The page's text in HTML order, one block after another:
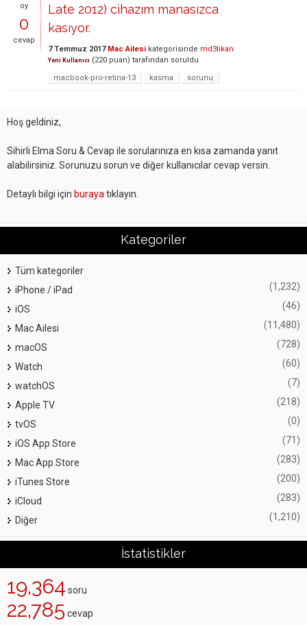
oy
0
cevap
Late 2012) cihazım manasızca
kasıyor.
7 Temmuz 2017 Mac Ailesi kategorisinde md3likan
Yeni Kullanıcı (220 puan) tarafından soruldu
macbook-pro-retina-13
kasma sorunu
Hoş geldiniz,
Sihirli Elma Soru & Cevap ile sorularınıza en kısa zamanda yanıt
alabilirsiniz. Sorunuzu sorun ve diğer kullanıcılar cevap versin.
Detaylı bilgi için buraya tıklayın.
Kategoriler
Tüm kategoriler
iPhone / iPad
(1,232)
iOS (46)
Mac Ailesi (11,480)
macOS (728)
Watch (60)
watchOS (7)
Apple TV (218)
tvOS (0)
iOS App Store (71)
Mac App Store (283)
iTunes Store (200)
iCloud (283)
Diğer (1,210)
İstatistikler
19,364 soru
22,785 cevap